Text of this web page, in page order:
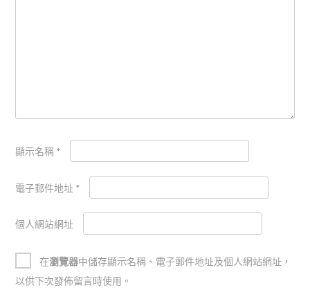
顯示名稱 *
電子郵件地址 *
個人網站網址
在瀏覽器中儲存顯示名稱、電子郵件地址及個人網站網址，
以供下次發佈留言時使用。